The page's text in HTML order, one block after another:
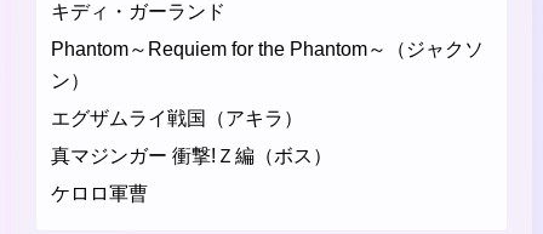
キディ・ガーランド
Phantom～Requiem for the Phantom～（ジャクソ
ン）
エグザムライ戦国（アキラ）
真マジンガー 衝撃!Ｚ編（ボス）
ケロロ軍曹